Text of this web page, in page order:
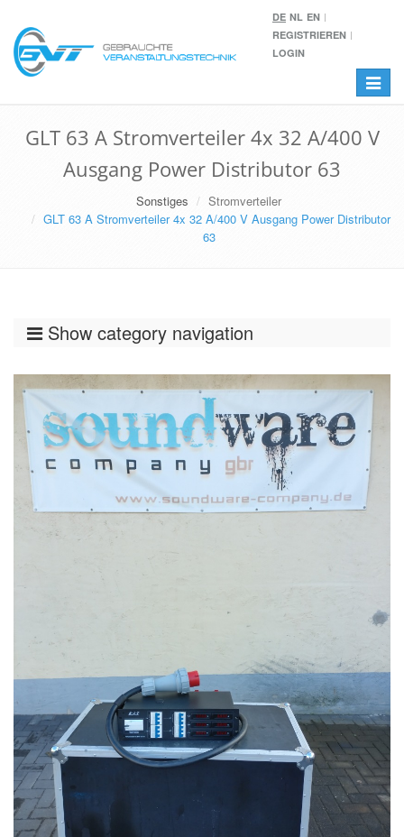
DE NL EN
REGISTRIEREN
LOGIN
Toggle
GLT 63 A Stromverteiler 4x 32 A/400 V
Ausgang Power Distributor 63
Sonstiges
Stromverteiler
GLT 63 A Stromverteiler 4x 32 A/400 V Ausgang Power Distributor
63
Show category navigation